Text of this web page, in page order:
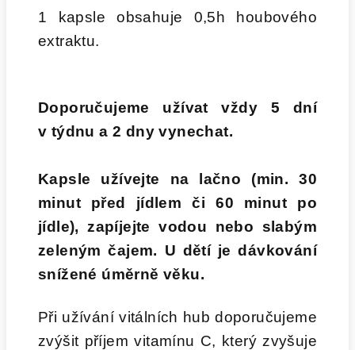
1 kapsle obsahuje 0,5h houbového
extraktu.
Doporučujeme užívat vždy 5 dní
v týdnu a 2 dny vynechat.
Kapsle užívejte na lačno (min. 30
minut před jídlem či 60 minut po
jídle), zapíjejte vodou nebo slabým
zeleným čajem. U dětí je dávkování
snížené úměrně věku.
Při užívání vitálních hub doporučujeme
zvýšit příjem vitamínu C, který zvyšuje